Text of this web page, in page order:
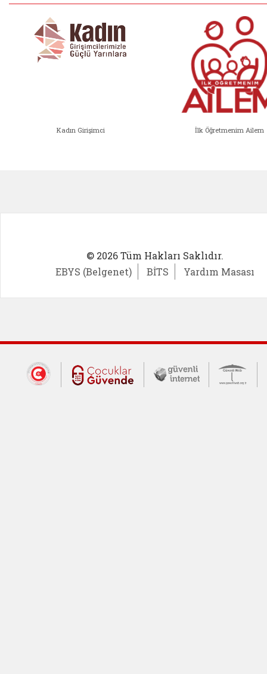
Kadın Girişimci İlk Öğretmenim Ailem
© 2026 Tüm Hakları Saklıdır.
EBYS (Belgenet)
BİTS Yardım Masası
Dış Bağlantılar
Cumhurbaşkanlığı İletişim Merkezi
Çocuklar Güvende (yeni
Güvenli